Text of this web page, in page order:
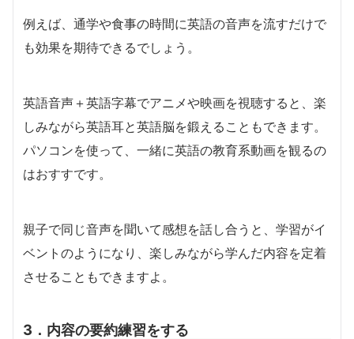
例えば、通学や食事の時間に英語の音声を流すだけで
も効果を期待できるでしょう。
英語音声＋英語字幕でアニメや映画を視聴すると、楽
しみながら英語耳と英語脳を鍛えることもできます。
パソコンを使って、一緒に英語の教育系動画を観るの
はおすすです。
親子で同じ音声を聞いて感想を話し合うと、学習がイ
ベントのようになり、楽しみながら学んだ内容を定着
させることもできますよ。
3．内容の要約練習をする